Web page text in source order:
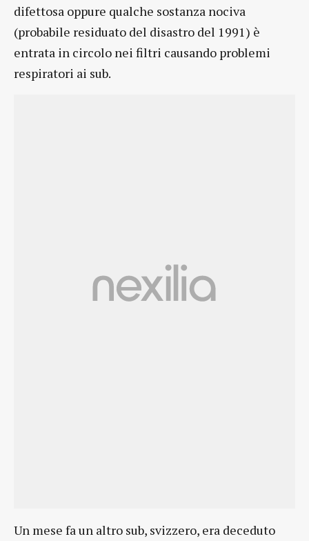
difettosa oppure qualche sostanza nociva
(probabile residuato del disastro del 1991) è
entrata in circolo nei filtri causando problemi
respiratori ai sub.
Un mese fa un altro sub, svizzero, era deceduto